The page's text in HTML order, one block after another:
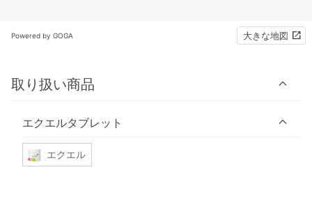
Powered by GOGA 大きな地図
取り扱い商品
エクエルタブレット
エクエル